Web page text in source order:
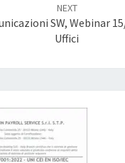
NEXT
SW, Webinar
Uffici